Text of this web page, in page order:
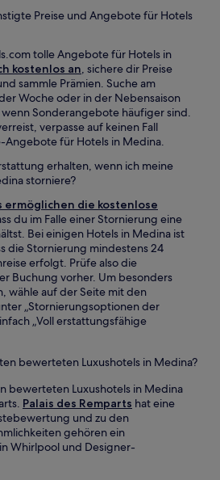
Preise und Angebote für Hotels
tolle Angebote für Hotels in
kostenlos an, sichere dir Preise
sammle Prämien. Suche am
Woche oder in der Nebensaison
Sonderangebote häufiger sind.
verpasse auf keinen Fall
Angebote für Hotels in Medina.
erhalten, wenn ich meine
storniere?
ermöglichen die kostenlose
du im Falle einer Stornierung eine
Bei einigen Hotels in Medina ist
die Stornierung mindestens 24
erfolgt. Prüfe also die
Buchung vorher. Um besonders
wähle auf der Seite mit den
„Stornierungsoptionen der
„Voll erstattungsfähige
bewerteten Luxushotels in Medina?
bewerteten Luxushotels in Medina
Palais des Remparts hat eine
und zu den
gehören ein
Whirlpool und Designer-